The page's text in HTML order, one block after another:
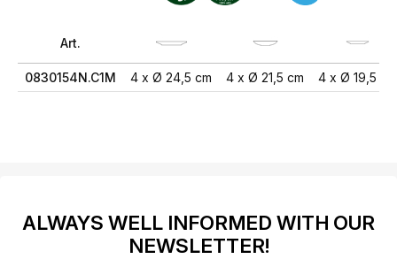
Art.
0830154N.C1M 4 x Ø 24,5 cm 4 x Ø 21,5 cm 4 x Ø 19,5 cm
ALWAYS WELL INFORMED WITH OUR
NEWSLETTER!